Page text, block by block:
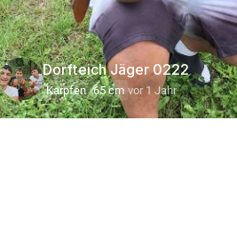
Dorfteich Jäger 0222
Karpfen 65 cm vor 1 Jahr